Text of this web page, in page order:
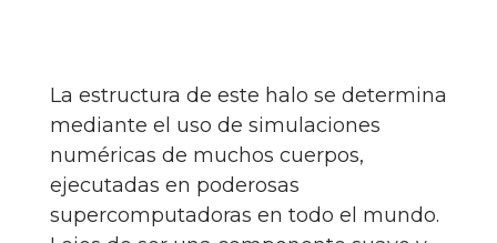
La estructura de este halo se determina
mediante el uso de simulaciones
numéricas de muchos cuerpos,
ejecutadas en poderosas
supercomputadoras en todo el mundo.